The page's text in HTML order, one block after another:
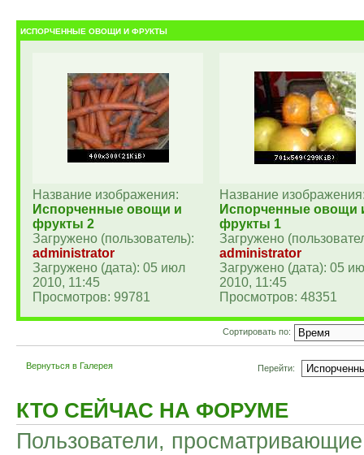
ИСПОРЧЕННЫЕ ОВОЩИ И ФРУКТЫ
Название изображения:
Испорченные овощи и
фрукты 2
Загружено (пользователь):
administrator
Загружено (дата): 05 июл
2010, 11:45
Просмотров: 99781
Название
Испорченные овощи
фрукты 1
Загружено
administrator
Загружено (дата): 05
2010, 11:45
Просмотров: 48351
Сортировать по:
Вернуться в Галерея Перейти:
КТО СЕЙЧАС НА ФОРУМЕ
Пользователи,